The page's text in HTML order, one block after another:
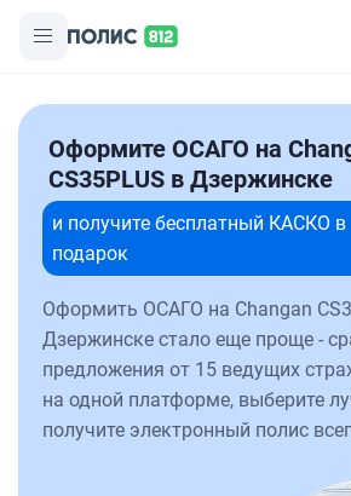
Оформите ОСАГО на
CS35PLUS в Дзержинске
и получите бесплатный КАСКО в
подарок
Оформить ОСАГО на Changan
Дзержинске стало еще проще -
предложения от 15 ведущих
на одной платформе, выберите
получите электронный полис